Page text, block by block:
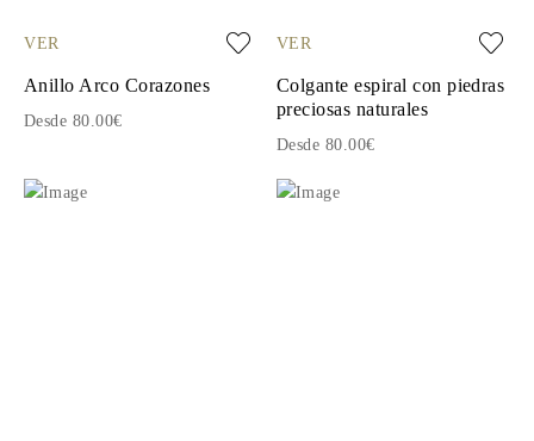
VER
Anillo Arco Corazones
Desde 80.00€
VER
Colgante espiral con piedras
preciosas naturales
Desde 80.00€